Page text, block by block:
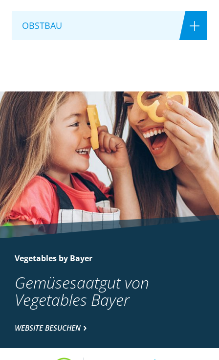
OBSTBAU
Vegetables by Bayer
Gemüsesaatgut von
Vegetables Bayer
WEBSITE BESUCHEN